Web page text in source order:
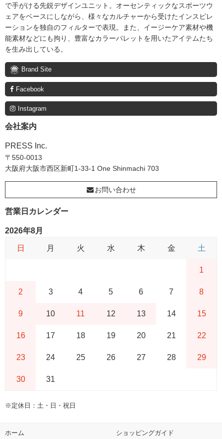
で手がける先鋭デザインユニット。オーセンティックなスポーツウ
ェアをベースにしながら、様々なカルチャーから受けたインスピレ
ーションを独自のフィルターで表現。また、イージーケア素材や機
能素材などにも拘り、豊富なカラーパレットを用いたアイテムたち
を生み出している。
Brand Site
Facebook
Instagram
会社案内
PRESS Inc.
〒550-0013
大阪府大阪市西区新町1-33-1 One Shinmachi 703
お問い合わせ
営業日カレンダー
2026年8月
日 月 火 水 木 金 土
1
2 3 4 5 6 7 8
9 10 11 12 13 14 15
16 17 18 19 20 21 22
23 24 25 26 27 28 29
30 31
※定休日：土・日・祝日
ホーム ショッピングガイド